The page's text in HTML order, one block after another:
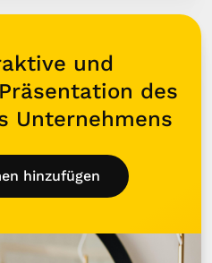
und
des
Unternehmens
hinzufügen